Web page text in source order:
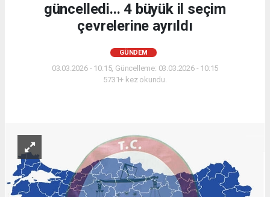
güncelledi... 4 büyük il seçim
çevrelerine ayrıldı
GÜNDEM
03.03.2026 - 10:15, Güncelleme: 03.03.2026 - 10:15
5731+ kez okundu.